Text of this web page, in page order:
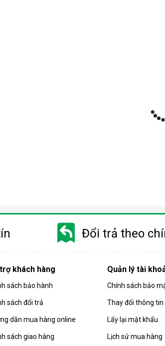
được ưu chuộng
Công suất 12 lít/ngày, thiết kế nhỏ gọn phù
Đổi trả theo
khách hàng
sách bảo hành
sách đổi trả
dẫn mua hàng online
sách giao hàng
Quản lý tài
Chính sách bảo
Thay đổi thông tin
Lấy lại mật khẩu
Lịch sử mua hàng